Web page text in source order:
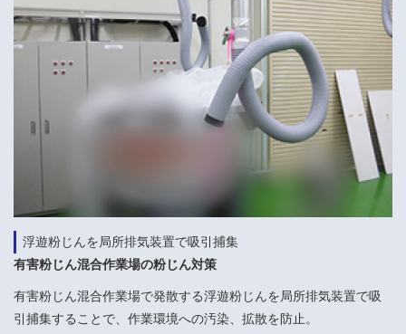
浮遊粉じんを局所排気装置で吸引捕集
有害粉じん混合作業場の粉じん対策
有害粉じん混合作業場で発散する浮遊粉じんを局所排気装置で吸
引捕集することで、作業環境への汚染、拡散を防止。